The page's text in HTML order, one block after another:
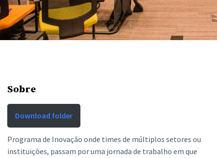
Sobre
Download folder
Programa de Inovação onde times de múltiplos setores ou
instituições, passam por uma jornada de trabalho em que